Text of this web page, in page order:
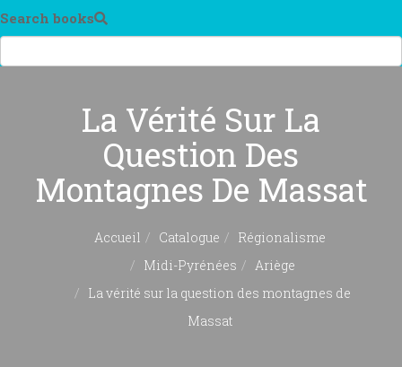
Search books
La Vérité Sur La
Question Des
Montagnes De Massat
Accueil Catalogue
Régionalisme
Midi-Pyrénées
Ariège
La vérité sur la question des montagnes de
Massat